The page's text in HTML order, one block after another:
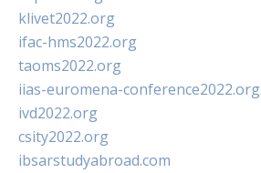
klivet2022.org
ifac-hms2022.org
taoms2022.org
iias-euromena-conference2022.org
ivd2022.org
csity2022.org
ibsarstudyabroad.com